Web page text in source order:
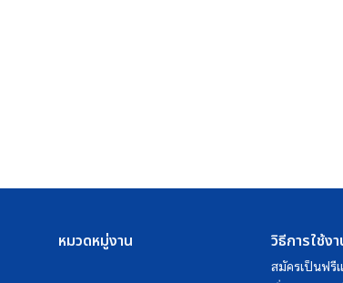
หมวดหมู่งาน วิธีการใช้ง
สมัครเป็นฟรี